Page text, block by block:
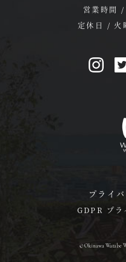
営業時間
定休日 / 火
プライ
GDPR プラ
© Okinawa Watabe